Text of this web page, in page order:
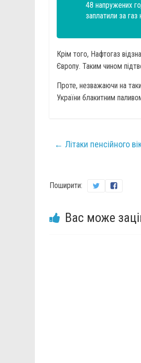
48 напружених
заплатили за
Крім того, Нафтогаз
Європу. Таким чином
Проте, незважаючи на
України блакитним
← Літаки пенсійного
Поширити:
Вас може